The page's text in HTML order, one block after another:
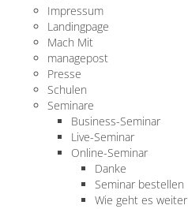
Impressum
Landingpage
Mach Mit
managepost
Presse
Schulen
Seminare
Business-Seminar
Live-Seminar
Online-Seminar
Danke
Seminar bestellen
Wie geht es weiter